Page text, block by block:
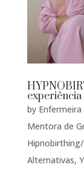
by
Mentora de
Alternativas,